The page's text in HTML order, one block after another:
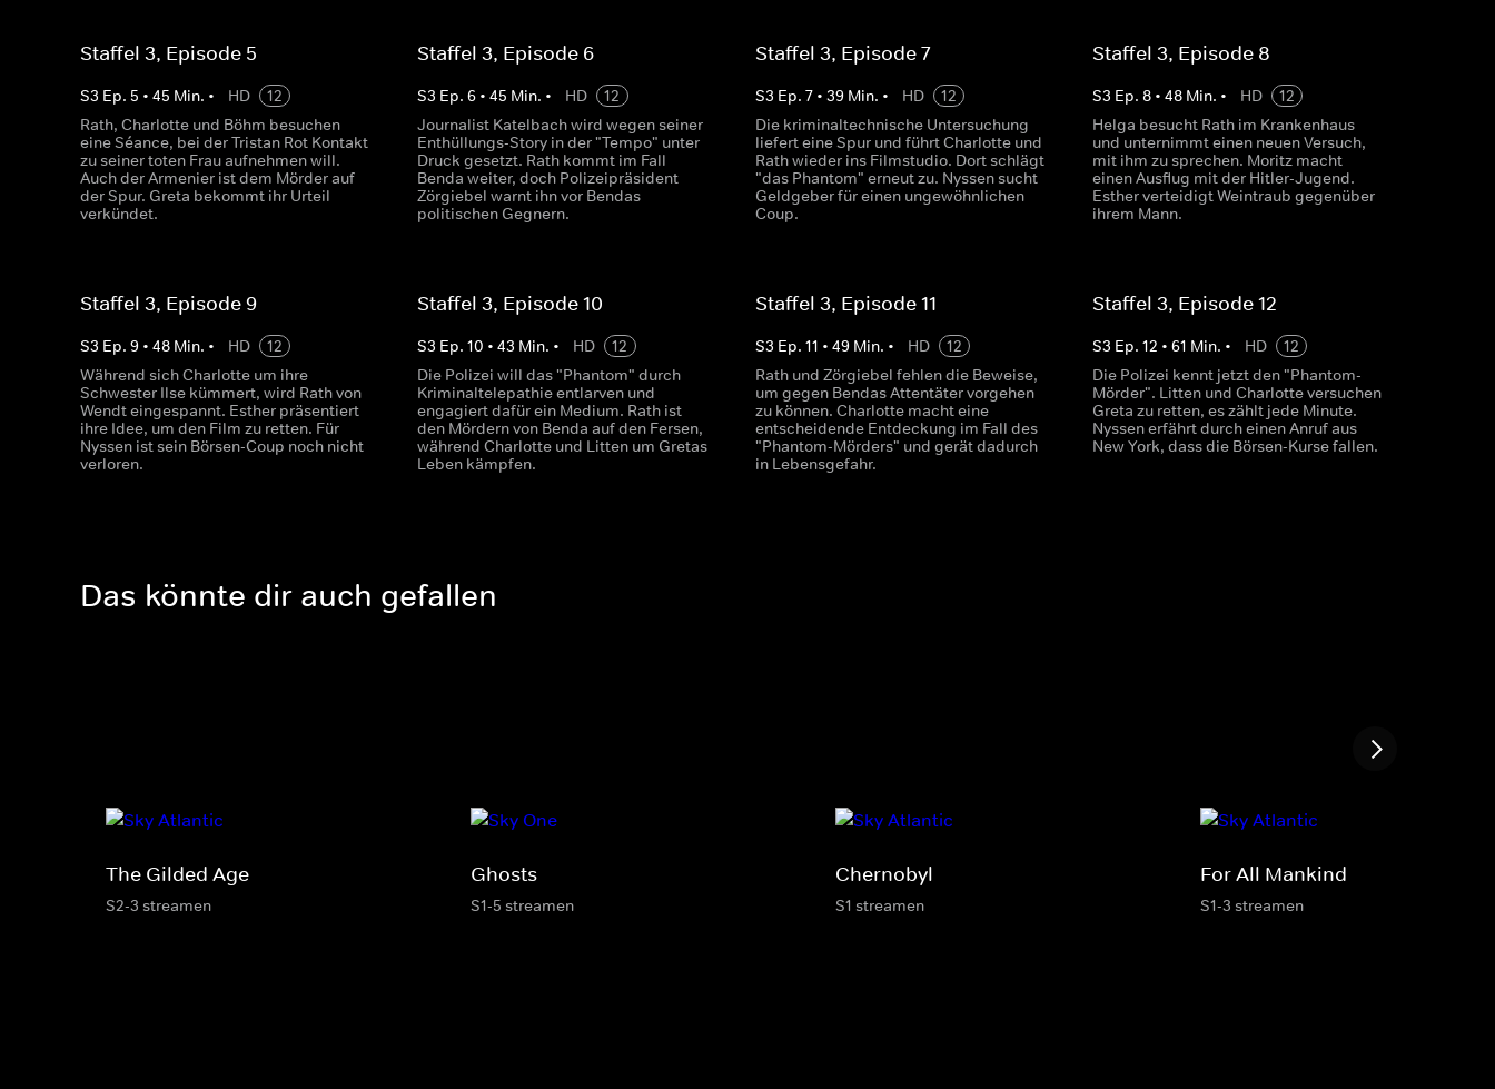
Staffel 3, Episode 5
S3 Ep. 5 • 45 Min. • HD
12
Rath, Charlotte und Böhm besuchen
eine Séance, bei der Tristan Rot Kontakt
zu seiner toten Frau aufnehmen will.
Auch der Armenier ist dem Mörder auf
der Spur. Greta bekommt ihr Urteil
verkündet.
Staffel 3, Episode 6
S3 Ep.6 •45 Min. • HD
12
Journalist Katelbach wird wegen seiner
Enthüllungs-Story in der "Tempo" unter
Druck gesetzt. Rath kommt im Fall
Benda weiter, doch Polizeipräsident
Zörgiebel warnt ihn vor Bendas
politischen Gegnern.
Staffel 3, Episode 7
S3 Ep. 7• 39Min. • HD
12
Die kriminaltechnische Untersuchung
liefert eine Spur und führt Charlotte und
Rath wieder ins Filmstudio. Dort schlägt
"das Phantom" erneut zu. Nyssen sucht
Geldgeber für einen ungewöhnlichen
Coup.
Staffel 3, Episode 8
S3 Ep. 8• 48Min. • HD
12
Helga besucht Rath im Krankenhaus
und unternimmt einen neuen Versuch,
mit ihm zu sprechen. Moritz macht
einen Ausflug mit der Hitler-Jugend.
Esther verteidigt Weintraub gegenüber
ihrem Mann.
Staffel 3, Episode 9
S3 Ep. 9 • 48 Min. • HD
12
Während sich Charlotte um ihre
Schwester Ilse kümmert, wird Rath von
Wendt eingespannt. Esther präsentiert
ihre Idee, um den Film zu retten. Für
Nyssen ist sein Börsen-Coup noch nicht
verloren.
Staffel 3, Episode 10
S3 Ep.10 •43 Min. • HD
12
Die Polizei will das "Phantom" durch
Kriminaltelepathie entlarven und
engagiert dafür ein Medium. Rath ist
den Mördern von Benda auf den Fersen,
während Charlotte und Litten um Gretas
Leben kämpfen.
Staffel 3, Episode 11
S3 Ep. 11 • 49Min. • HD
12
Rath und Zörgiebel fehlen die Beweise,
um gegen Bendas Attentäter vorgehen
zu können. Charlotte macht eine
entscheidende Entdeckung im Fall des
"Phantom-Mörders" und gerät dadurch
in Lebensgefahr.
Staffel 3, Episode 12
S3 Ep. 12 • 61 Min. • HD
12
Die Polizei kennt jetzt den "Phantom-
Mörder". Litten und Charlotte versuchen
Greta zu retten, es zählt jede Minute.
Nyssen erfährt durch einen Anruf aus
New York, dass die Börsen-Kurse fallen.
Das könnte dir auch gefallen
The Gilded Age
S2-3 streamen
Ghosts
S1-5 streamen
Chernobyl
S1 streamen
For All Mankind
S1-3 streamen